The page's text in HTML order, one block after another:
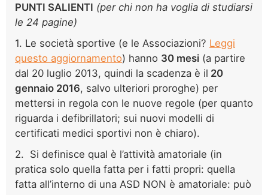
PUNTI SALIENTI (per chi non ha voglia di studiarsi
le 24 pagine)
1. Le società sportive (e le Associazioni? Leggi
questo aggiornamento) hanno 30 mesi (a partire
dal 20 luglio 2013, quindi la scadenza è il 20
gennaio 2016, salvo ulteriori proroghe) per
mettersi in regola con le nuove regole (per quanto
riguarda i defibrillatori; sui nuovi modelli di
certificati medici sportivi non è chiaro).
2. Si definisce qual è l’attività amatoriale (in
pratica solo quella fatta per i fatti propri: quella
fatta all’interno di una ASD NON è amatoriale: può